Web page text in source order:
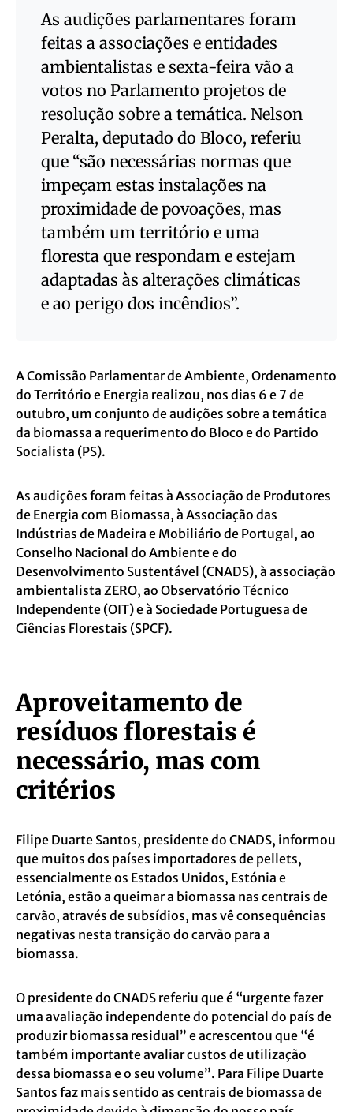
As audições parlamentares foram
feitas a associações e entidades
ambientalistas e sexta-feira vão a
votos no Parlamento projetos de
resolução sobre a temática. Nelson
Peralta, deputado do Bloco, referiu
que “são necessárias normas que
impeçam estas instalações na
proximidade de povoações, mas
também um território e uma
floresta que respondam e estejam
adaptadas às alterações climáticas
e ao perigo dos incêndios”.
A Comissão Parlamentar de Ambiente, Ordenamento
do Território e Energia realizou, nos dias 6 e 7 de
outubro, um conjunto de audições sobre a temática
da biomassa a requerimento do Bloco e do Partido
Socialista (PS).
As audições foram feitas à Associação de Produtores
de Energia com Biomassa, à Associação das
Indústrias de Madeira e Mobiliário de Portugal, ao
Conselho Nacional do Ambiente e do
Desenvolvimento Sustentável (CNADS), à associação
ambientalista ZERO, ao Observatório Técnico
Independente (OIT) e à Sociedade Portuguesa de
Ciências Florestais (SPCF).
Aproveitamento de
resíduos florestais é
necessário, mas com
critérios
Filipe Duarte Santos, presidente do CNADS, informou
que muitos dos países importadores de pellets,
essencialmente os Estados Unidos, Estónia e
Letónia, estão a queimar a biomassa nas centrais de
carvão, através de subsídios, mas vê consequências
negativas nesta transição do carvão para a
biomassa.
O presidente do CNADS referiu que é “urgente fazer
uma avaliação independente do potencial do país de
produzir biomassa residual” e acrescentou que “é
também importante avaliar custos de utilização
dessa biomassa e o seu volume”. Para Filipe Duarte
Santos faz mais sentido as centrais de biomassa de